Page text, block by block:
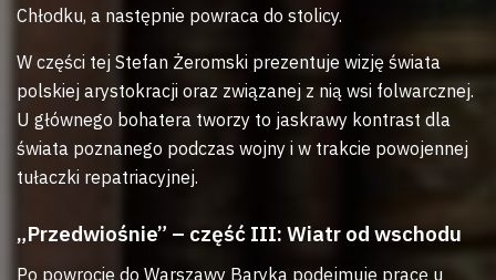
Chłodku, a następnie powraca do stolicy.
W części tej Stefan Żeromski prezentuje wizję świata
polskiej arystokracji oraz związanej z nią wsi folwarcznej.
U głównego bohatera tworzy to jaskrawy kontrast dla
świata poznanego podczas wojny i w trakcie powojennej
tułaczki repatriacyjnej.
„Przedwiośnie” – część III: Wiatr od wschodu
Po powrocie do Warszawy Baryka podejmuje pracę u